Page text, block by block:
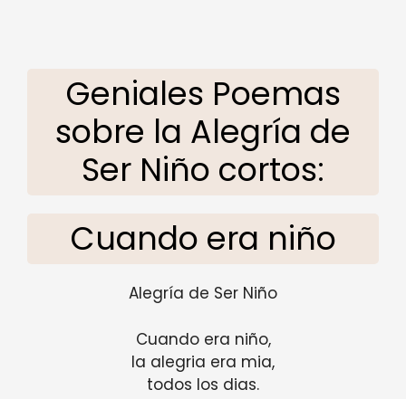
Geniales Poemas
sobre la Alegría de
Ser Niño cortos:
Cuando era niño
Alegría de Ser Niño
Cuando era niño,
la alegria era mia,
todos los dias.